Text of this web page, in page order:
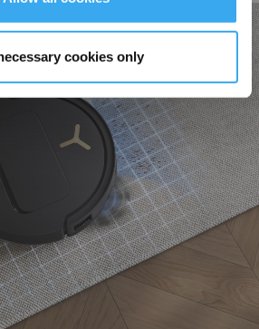
cookies only